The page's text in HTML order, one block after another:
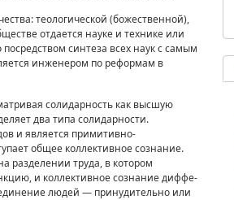
теологической (божественной),
отдается науке и технике или
синтеза всех наук с самым
инженером по реформам в
солидарность как высшую
два типа солидарности.
и является примитивно-
общее коллективное сознание.
разделении тру­да, в котором
и коллективное сознание диффе­
людей — принудительно или